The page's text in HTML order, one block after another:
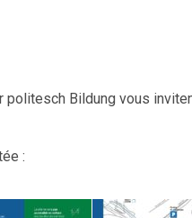
Bildung vous
: